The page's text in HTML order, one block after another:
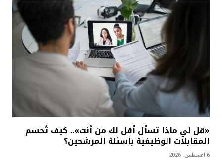
«قل لي ماذا تسأل أقل لك من أنت».. كيف تُحسم
المقابلات الوظيفية بأسئلة المرشحين؟
6 أغسطس، 2026